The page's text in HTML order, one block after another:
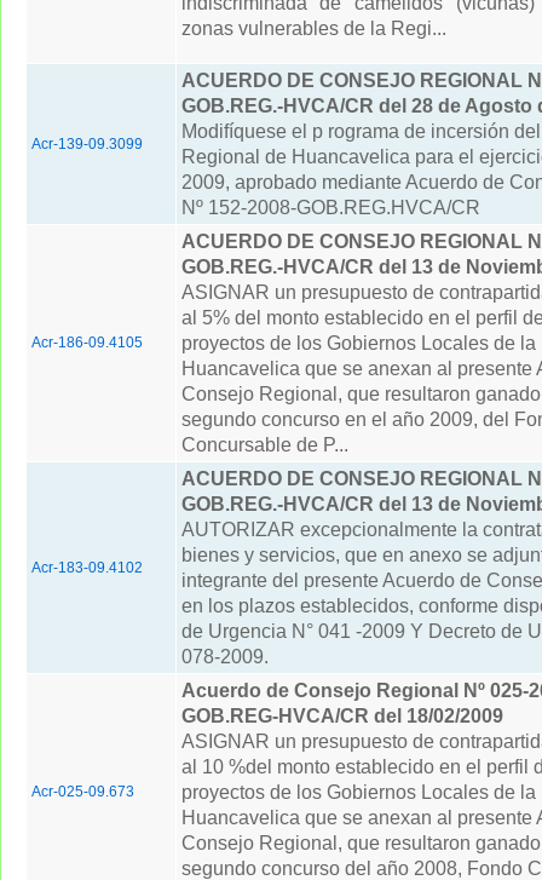
zonas vulnerables de la Regi...
Acr-139-09.3099
ACUERDO DE CONSEJO REGIONAL
GOB.REG.-HVCA/CR del 28 de Agosto
Modifíquese el p rograma de incersión
Regional de Huancavelica para el
2009, aprobado mediante Acuerdo de
Nº 152-2008-GOB.REG.HVCA/CR
Acr-186-09.4105
ACUERDO DE CONSEJO REGIONAL
GOB.REG.-HVCA/CR del 13 de
ASIGNAR un presupuesto de
al 5% del monto establecido en el perfil
proyectos de los Gobiernos Locales de la
Huancavelica que se anexan al presente
Consejo Regional, que resultaron
segundo concurso en el año 2009, del
Concursable de P...
Acr-183-09.4102
ACUERDO DE CONSEJO REGIONAL
GOB.REG.-HVCA/CR del 13 de
AUTORIZAR excepcionalmente la
bienes y servicios, que en anexo se
integrante del presente Acuerdo de
en los plazos establecidos, conforme
de Urgencia N° 041 -2009 Y Decreto de
078-2009.
Acr-025-09.673
Acuerdo de Consejo Regional Nº 025-
GOB.REG-HVCA/CR del 18/02/2009
ASIGNAR un presupuesto de
al 10 %del monto establecido en el perfil
proyectos de los Gobiernos Locales de la
Huancavelica que se anexan al presente
Consejo Regional, que resultaron
segundo concurso del año 2008, Fondo